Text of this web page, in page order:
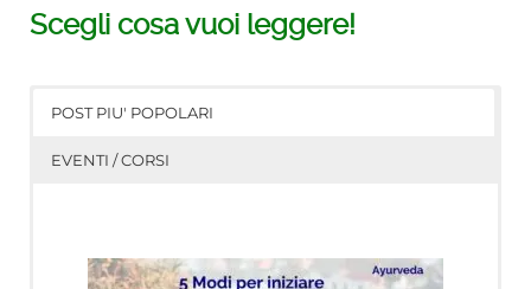
Scegli cosa vuoi leggere!
POST PIU' POPOLARI
EVENTI / CORSI